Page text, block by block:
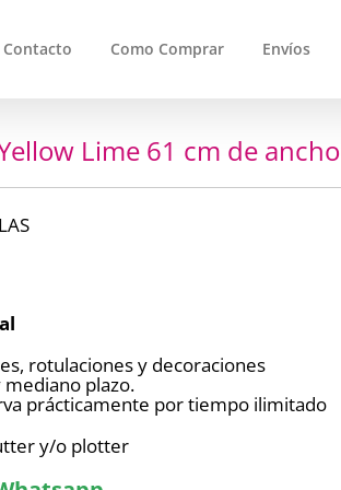
Contacto Como Comprar Envíos
Lime 61 cm de ancho
rotulaciones y decoraciones
plazo.
prácticamente por tiempo ilimitado
y/o plotter